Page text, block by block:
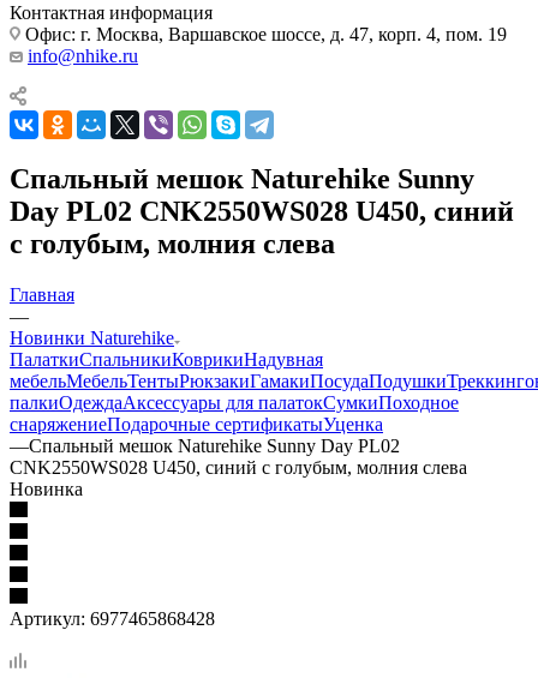
Контактная информация
Офис: г. Москва, Варшавское шоссе, д. 47, корп. 4, пом. 19
info@nhike.ru
Спальный мешок Naturehike Sunny
Day PL02 CNK2550WS028 U450, синий
с голубым, молния слева
Главная
—
Новинки Naturehike
ПалаткиСпальникиКоврикиНадувная
мебельМебельТентыРюкзакиГамакиПосудаПодушки
палкиОдеждаАксессуары для палатокСумкиПоходное
снаряжениеПодарочные сертификатыУценка
—Спальный мешок Naturehike Sunny Day PL02
CNK2550WS028 U450, синий с голубым, молния слева
Новинка
Артикул: 6977465868428